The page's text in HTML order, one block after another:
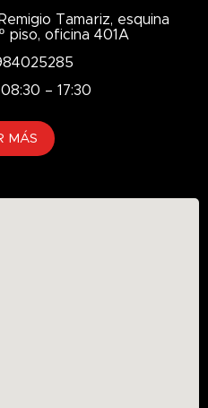
Tamariz, esquina
piso, oficina 401A
– 17:30
MÁS